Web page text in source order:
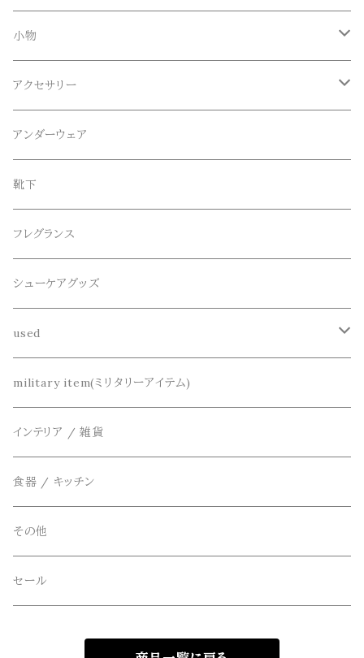
Blundstone(ブランドストーン)
CameOne(ケイムワン)
CANDY DESIGN&WORKS(CDW)
collonil(コロニル)
CountyComm(カウンティーコム)
decka(デカ)
dros dro(ドロスドロ)
DETAIL(ディティール)
THE FLAVOR DESIGN(ザ フレーバーデザイン)
FOB FACTORY(エフオービーファクトリー)
Four Seasons Garage(FSG)
freewaters(フリーウォータース)
Tシャツ
ロンT
シャツ
カーディガン
ボトムス
ロング
ショート
セットアップ
シューズ
シューズ
サンダル
小物
帽子、マフラー、手袋
メガネ、サングラス
ベルト
腕時計
キーアクセサリー
財布、コインケース、マネークリップ
鞄
アクセサリー
リング
ブレスレット、バングル
ネックレス
アンダーウェア
靴下
フレグランス
シューケアグッズ
used
リメイク
アクセサリー
military item(ミリタリーアイテム)
インテリア / 雑貨
食器 / キッチン
その他
セール